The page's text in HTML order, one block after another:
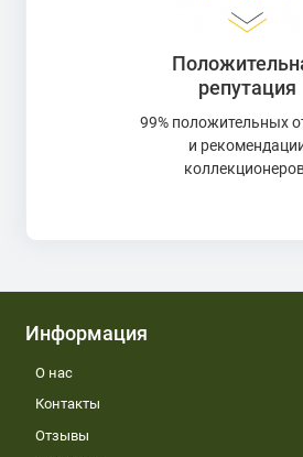
репутация
99% положительных
и
Информация
О нас
Контакты
Отзывы